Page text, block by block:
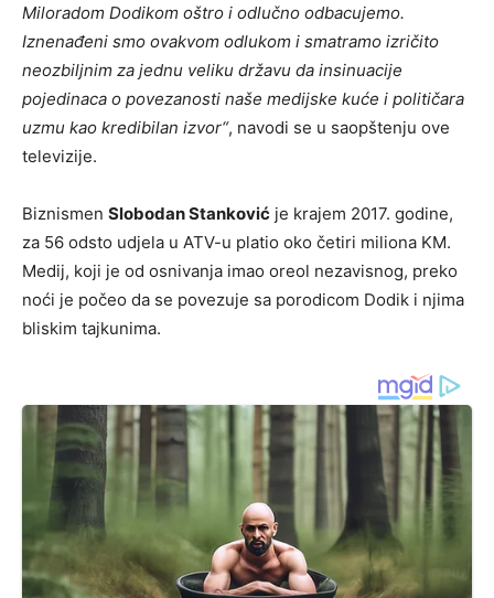
Miloradom Dodikom oštro i odlučno odbacujemo.
Iznenađeni smo ovakvom odlukom i smatramo izričito
neozbiljnim za jednu veliku državu da insinuacije
pojedinaca o povezanosti naše medijske kuće i političara
uzmu kao kredibilan izvor“, navodi se u saopštenju ove
televizije.
Biznismen Slobodan Stanković je krajem 2017. godine,
za 56 odsto udjela u ATV-u platio oko četiri miliona KM.
Medij, koji je od osnivanja imao oreol nezavisnog, preko
noći je počeo da se povezuje sa porodicom Dodik i njima
bliskim tajkunima.